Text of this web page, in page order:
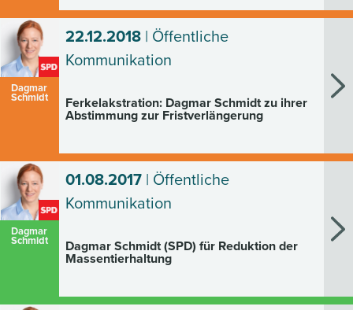
Dagmar
Schmidt
22.12.2018| Öffentliche
Kommunikation
Ferkelakstration: Dagmar Schmidt zu ihrer
Abstimmung zur Fristverlängerung
Dagmar
Schmidt
01.08.2017| Öffentliche
Kommunikation
Dagmar Schmidt (SPD) für Reduktion der
Massentierhaltung